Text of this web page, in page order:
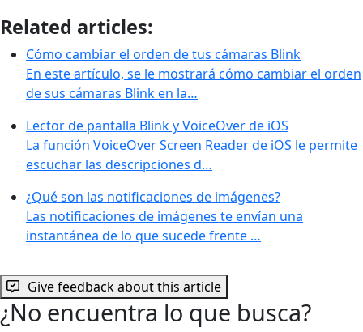
Related articles:
Cómo cambiar el orden de tus cámaras Blink
En este artículo, se le mostrará cómo cambiar el orden
de sus cámaras Blink en la…
Lector de pantalla Blink y VoiceOver de iOS
La función VoiceOver Screen Reader de iOS le permite
escuchar las descripciones d…
¿Qué son las notificaciones de imágenes?
Las notificaciones de imágenes te envían una
instantánea de lo que sucede frente …
Give feedback about this article
¿No encuentra lo que busca?